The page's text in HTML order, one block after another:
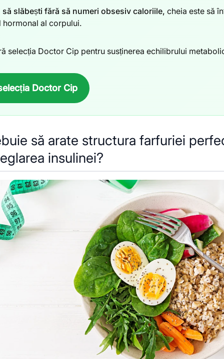
să slăbești fără să numeri obsesiv caloriile, cheia este să
hormonal al corpului.
selecția Doctor Cip pentru susținerea echilibrului
Doctor Cip
să arate structura farfuriei
insulinei?